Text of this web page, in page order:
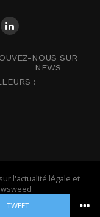
TWEET
NOUS SUR
NEWS
:
l'actualité légale et